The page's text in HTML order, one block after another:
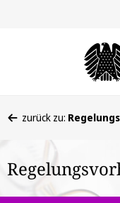
befinden
hier:
zurück zu: